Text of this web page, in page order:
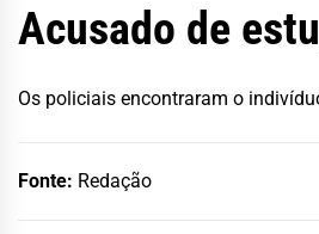
Acusado de
Os policiais encontraram o
Fonte: Redação